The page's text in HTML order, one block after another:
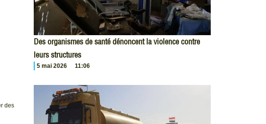
des
Des organismes de santé dénoncent la violence contre
leurs structures
5 mai 2026 11:06